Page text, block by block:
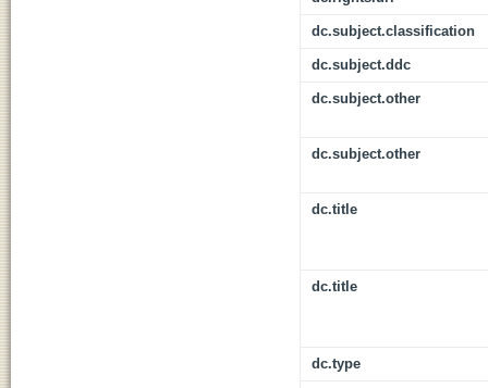
dc.subject.classification
dc.subject.ddc
dc.subject.other
dc.subject.other
dc.title
dc.title
dc.type